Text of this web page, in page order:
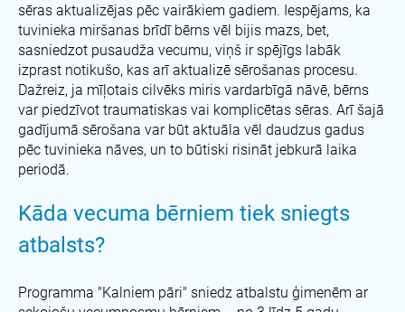
sēras aktualizējas pēc vairākiem gadiem. Iespējams, ka
tuvinieka miršanas brīdī bērns vēl bijis mazs, bet,
sasniedzot pusaudža vecumu, viņš ir spējīgs labāk
izprast notikušo, kas arī aktualizē sērošanas procesu.
Dažreiz, ja mīļotais cilvēks miris vardarbīgā nāvē, bērns
var piedzīvot traumatiskas vai komplicētas sēras. Arī šajā
gadījumā sērošana var būt aktuāla vēl daudzus gadus
pēc tuvinieka nāves, un to būtiski risināt jebkurā laika
periodā.
Kāda vecuma bērniem tiek sniegts
atbalsts?
Programma "Kalniem pāri" sniedz atbalstu ģimenēm ar